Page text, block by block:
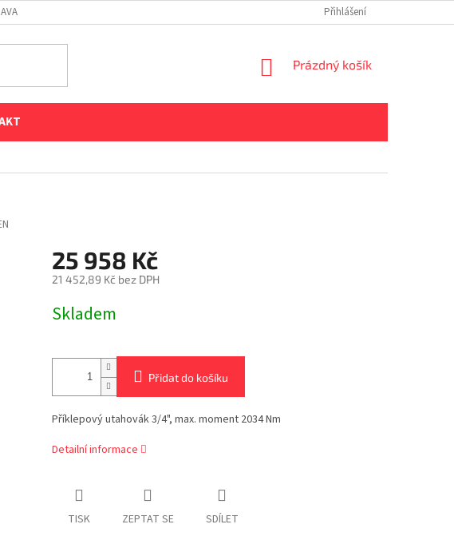
Přihlášení
NÁKUPNÍ
Prázdný košík
25 958 Kč
21 452,89 Kč bez DPH
cena:
Skladem
Přidat do košíku
Příklepový utahovák 3/4", max. moment 2034 Nm
Detailní informace
TISK ZEPTAT SE SDÍLET